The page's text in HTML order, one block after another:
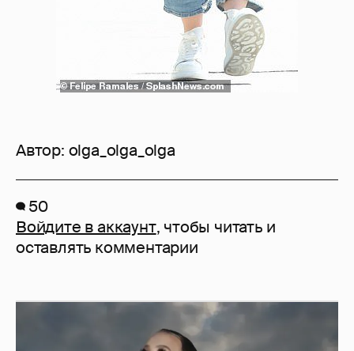
Автор: olga_olga_olga
50
Войдите в аккаунт, чтобы читать и
оставлять комментарии